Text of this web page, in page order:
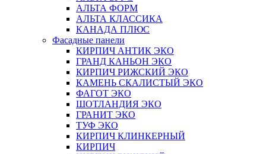
АЛЬТА ФОРМ
АЛЬТА КЛАССИКА
КАНАДА ПЛЮС
Фасадные панели
КИРПИЧ АНТИК ЭКО
ГРАНД КАНЬОН ЭКО
КИРПИЧ РИЖСКИЙ ЭКО
КАМЕНЬ СКАЛИСТЫЙ ЭКО
ФАГОТ ЭКО
ШОТЛАНДИЯ ЭКО
ГРАНИТ ЭКО
ТУФ ЭКО
КИРПИЧ КЛИНКЕРНЫЙ
КИРПИЧ